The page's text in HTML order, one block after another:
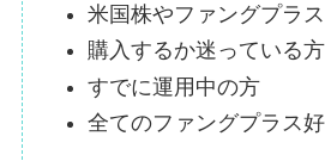
米国株やファングプラ
購入するか迷っている方
すでに運用中の方
全てのファングプラス